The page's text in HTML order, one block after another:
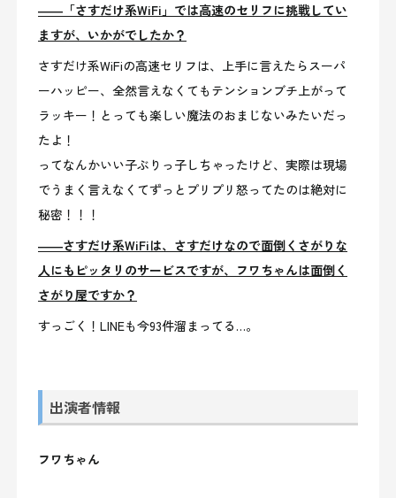
――「さすだけ系WiFi」では高速のセリフに挑戦してい
ますが、いかがでしたか？
さすだけ系WiFiの高速セリフは、上手に言えたらスーパ
ーハッピー、全然言えなくてもテンションブチ上がって
ラッキー！とっても楽しい魔法のおまじないみたいだっ
たよ！
ってなんかいい子ぶりっ子しちゃったけど、実際は現場
でうまく言えなくてずっとプリプリ怒ってたのは絶対に
秘密！！！
――さすだけ系WiFiは、さすだけなので面倒くさがりな
人にもピッタリのサービスですが、フワちゃんは面倒く
さがり屋ですか？
すっごく！LINEも今93件溜まってる…。
出演者情報
フワちゃん